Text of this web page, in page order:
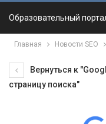
Образовательный
Главная Новости SEO
Вернуться к
страницу поиска"